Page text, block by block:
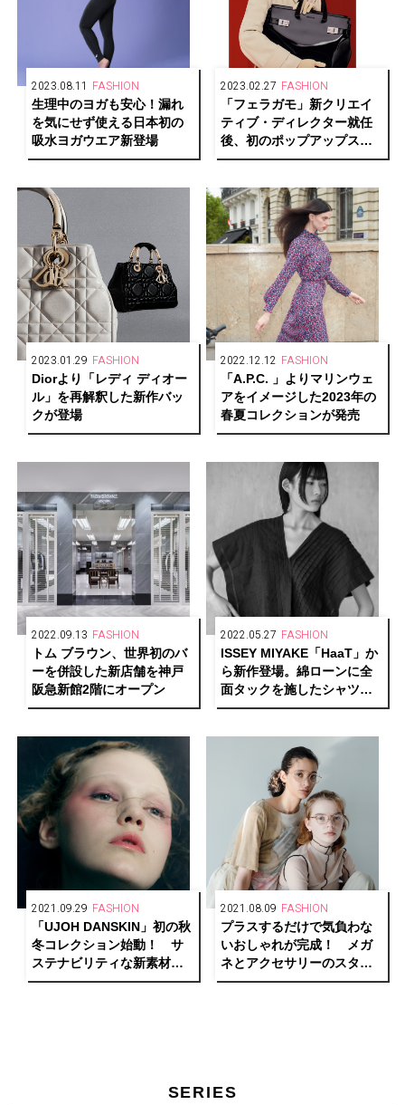
2023.08.11 FASHION
生理中のヨガも安⼼！漏れ
を気にせず使える⽇本初の
吸⽔ヨガウエア新登場
2023.02.27 FASHION
「フェラガモ」新クリエイ
ティブ・ディレクター就任
後、初のポップアップスト
アを東京・大阪で開催
2023.01.29 FASHION
Diorより「レディ ディオー
ル」を再解釈した新作バッ
クが登場
2022.12.12 FASHION
「A.P.C. 」よりマリンウェ
アをイメージした2023年の
春夏コレクションが発売
2022.09.13 FASHION
トム ブラウン、世界初のバ
ーを併設した新店舗を神戸
阪急新館2階にオープン
2022.05.27 FASHION
ISSEY MIYAKE「HaaT」か
ら新作登場。綿ローンに全
面タックを施したシャツワ
ンピースや、表面の凹凸が
2021.09.29 FASHION
「UJOH DANSKIN」初の秋
冬コレクション始動！ サ
ステナビリティな新素材を
採用した中綿アイテムにも
2021.08.09 FASHION
プラスするだけで気負わな
いおしゃれが完成！ メガ
ネとアクセサリーのスタイ
リングを楽しむ「JINS with
SERIES